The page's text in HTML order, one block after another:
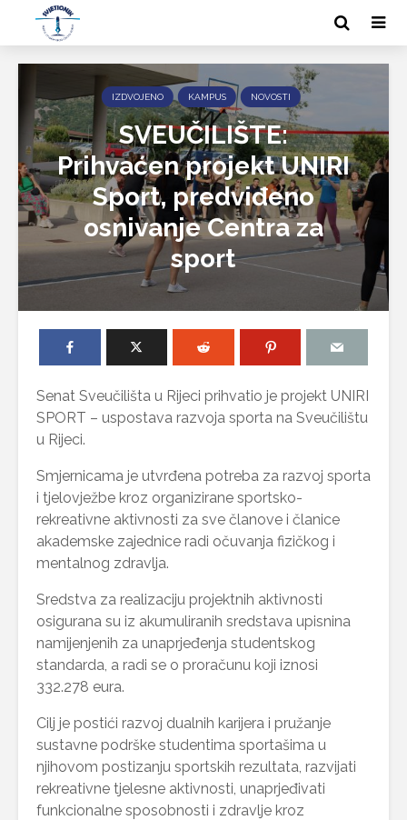
IZDVOJENO KAMPUS NOVOSTI
SVEUČILIŠTE:
Prihvaćen projekt UNIRI
Sport, predviđeno
osnivanje Centra za
sport
Senat Sveučilišta u Rijeci prihvatio je projekt UNIRI
SPORT – uspostava razvoja sporta na Sveučilištu
u Rijeci.
Smjernicama je utvrđena potreba za razvoj sporta
i tjelovježbe kroz organizirane sportsko-
rekreativne aktivnosti za sve članove i članice
akademske zajednice radi očuvanja fizičkog i
mentalnog zdravlja.
Sredstva za realizaciju projektnih aktivnosti
osigurana su iz akumuliranih sredstava upisnina
namijenjenih za unaprjeđenja studentskog
standarda, a radi se o proračunu koji iznosi
332.278 eura.
Cilj je postići razvoj dualnih karijera i pružanje
sustavne podrške studentima sportašima u
njihovom postizanju sportskih rezultata, razvijati
rekreativne tjelesne aktivnosti, unaprjeđivati
funkcionalne sposobnosti i zdravlje kroz